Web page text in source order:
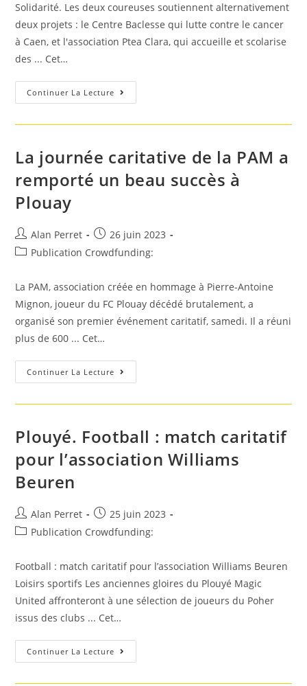
Solidarité. Les deux coureuses soutiennent alternativement
deux projets : le Centre Baclesse qui lutte contre le cancer
à Caen, et l'association Ptea Clara, qui accueille et scolarise
des ... Cet…
Continuer La Lecture Courseulles-
Sur-
« Liber’Trail »
Pour
Soutenir
Actions
Caritatives
La journée caritative de la PAM a
remporté un beau succès à
Plouay
Auteur/autrice
de
Alan Perret
Post
published:
26 juin 2023
PostPublication Crowdfunding:
La PAM, association créée en hommage à Pierre-Antoine
Mignon, joueur du FC Plouay décédé brutalement, a
organisé son premier événement caritatif, samedi. Il a réuni
plus de 600 ... Cet…
Continuer La Lecture La
Journée
De
A
Remporté
Beau
Succès
Plouyé. Football : match caritatif
pour l’association Williams
Beuren
Auteur/autrice
de
Alan Perret
Post
published:
25 juin 2023
PostPublication Crowdfunding:
Football : match caritatif pour l’association Williams Beuren
Loisirs sportifs Les anciennes gloires du Plouyé Magic
United affronteront à une sélection de joueurs du Poher
issus des clubs ... Cet…
Continuer La Lecture Plouyé.
Football
Match